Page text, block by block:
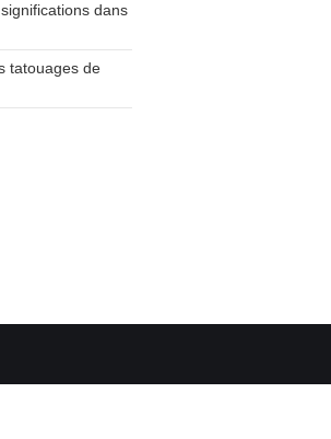
dans
tatouages de